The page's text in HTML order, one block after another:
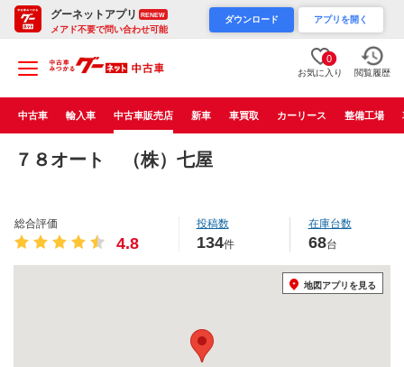
グーネットアプリ RENEW
メアド不要で問い合わせ可能
ダウンロード アプリを開く
0
お気に入り 閲覧履歴
中古車 輸入車 中古車販売店 新車 車買取 カーリース 整備工場
７８オート （株）七屋
総合評価
4.8
投稿数
134件
在庫台数
68台
地図アプリを見る